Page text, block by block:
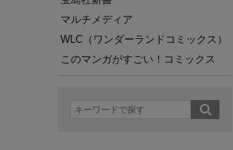
マルチメディア
WLC（ワンダーランドコミックス）
このマンガがすごい！コミックス